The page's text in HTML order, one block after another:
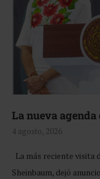
La nueva agenda
4 agosto, 2026
La más reciente visita
Sheinbaum, dejó